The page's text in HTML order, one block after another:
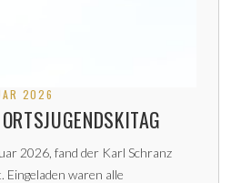
2026
2026, fand der Karl Schranz
waren alle